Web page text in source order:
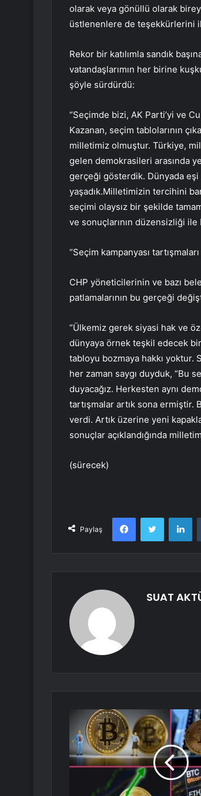
olarak veya gönüllü olarak
üstlenenlere de teşekkürlerini
Rekor bir katılımla sandık
vatandaşlarımın her birine
şöyle sürdürdü:
“Seçimde bizi, AK Parti’yi ve
Kazanan, seçim tablolarının
milletimiz olmuştur. Türkiye,
gelen demokrasileri arasında
gerçeği gösterdik. Dünyada eşi
yaşadık.Milletimizin tercihini
seçimi olaysız bir şekilde
ve sonuçlarının düzensizliği
“Seçim kampanyası
CHP yöneticilerinin ve bazı
patlamalarının bu gerçeği
“Ülkemiz gerek siyasi hak ve
dünyaya örnek teşkil edecek
tabloyu bozmaya hakkı yoktur.
her zaman saygı duyduk, “Bu
duyacağız. Herkesten aynı
tartışmalar artık sona ermiştir.
verdi. Artık üzerine yeni
sonuçlar açıklandığında
(sürecek)
Paylaş
FacebookTwitter
SUAT